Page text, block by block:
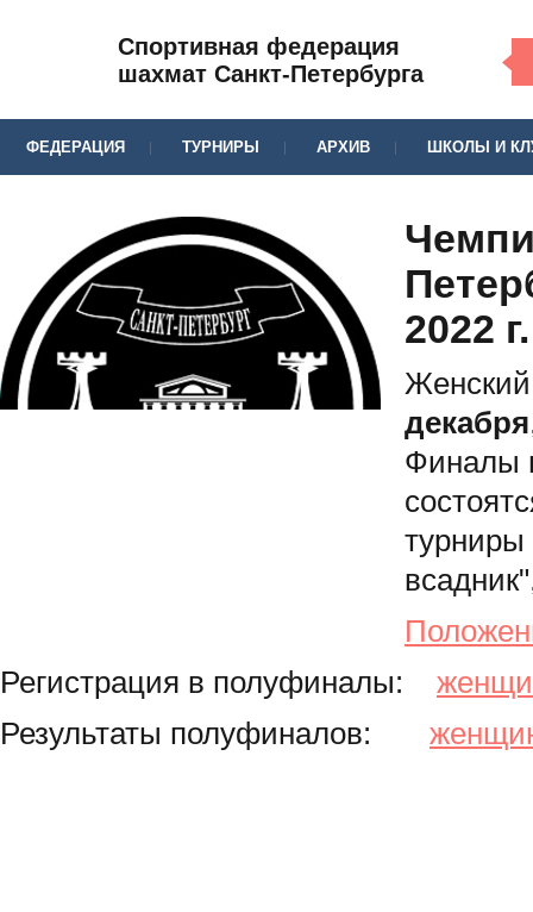
Спортивная федерация
шахмат Санкт-Петербурга
ФЕДЕРАЦИЯ ТУРНИРЫ АРХИВ ШКОЛЫ И
2022 г.
декабря
Финалы
Регистрация в полуфиналы:
Результаты полуфиналов: